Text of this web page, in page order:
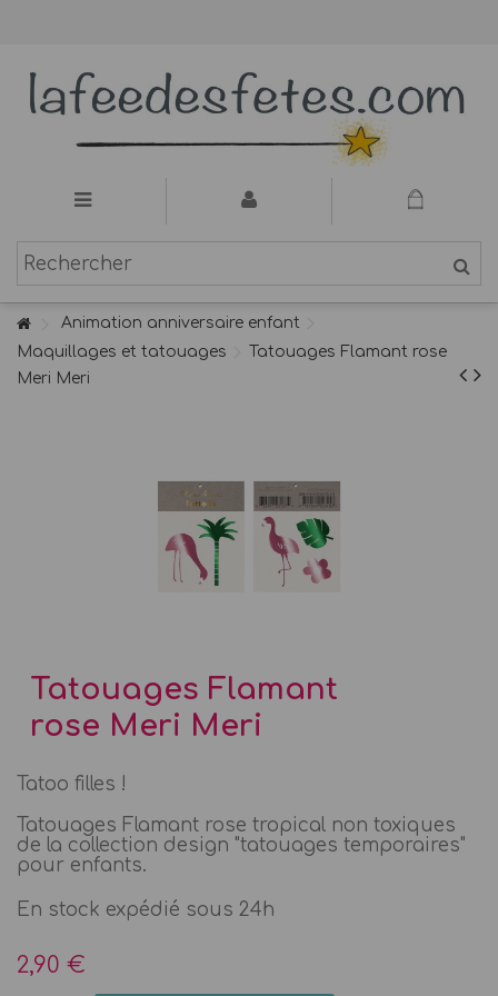
Animation anniversaire enfant
Maquillages et tatouages
Tatouages Flamant rose
Meri Meri
Tatouages Flamant
rose Meri Meri
Tatoo filles !
Tatouages Flamant rose tropical non toxiques
de la collection design "tatouages temporaires"
pour enfants.
En stock expédié sous 24h
2,90 €